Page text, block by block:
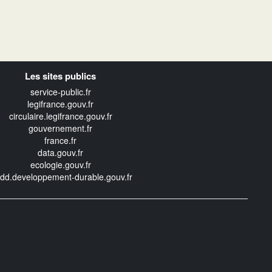
Les sites publics
service-public.fr
legifrance.gouv.fr
circulaire.legifrance.gouv.fr
gouvernement.fr
france.fr
data.gouv.fr
ecologie.gouv.fr
durable.gouv.fr